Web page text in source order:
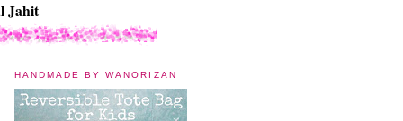
Jahit
HANDMADE BY WANORIZAN